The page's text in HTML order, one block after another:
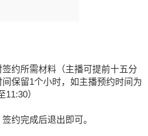
约所需材料（主播可提前十五分
保留1个小时，如主播预约时间为
）
约完成后退出即可。